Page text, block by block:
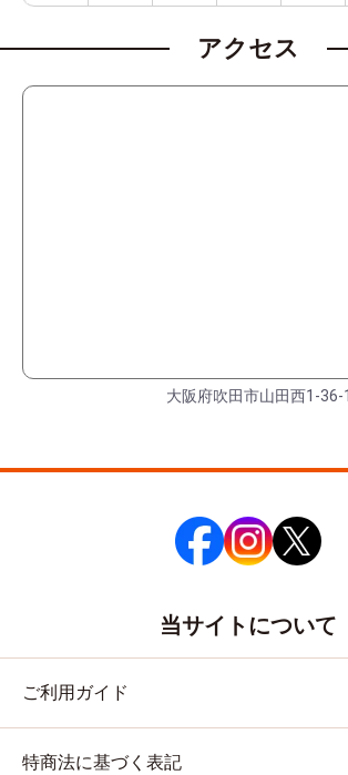
アクセス
大阪府吹田市山田西1-
当サイトについて
ご利用ガイド
特商法に基づく表記